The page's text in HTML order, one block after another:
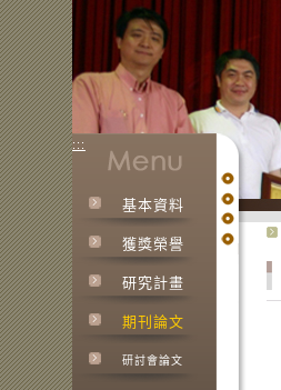
:::
基本資料
獲獎榮譽
研究計畫
期刊論文
研討會論文